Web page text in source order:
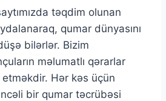
təqdim olunan
qumar dünyasını
bilərlər. Bizim
məlumatlı qərarlar
Hər kəs üçün
bir qumar təcrübəsi